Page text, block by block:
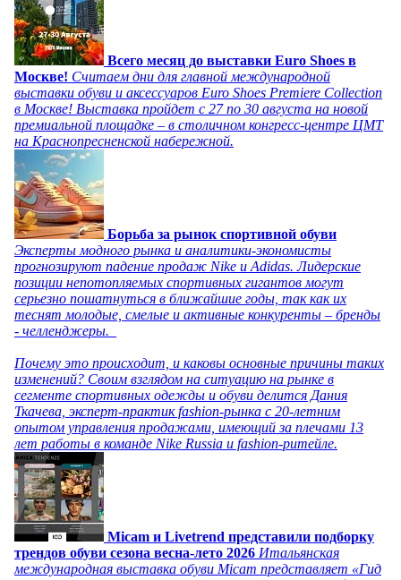
Всего месяц до выставки Euro Shoes в
Москве! Считаем дни для главной международной
выставки обуви и аксессуаров Euro Shoes Premiere Collection
в Москве! Выставка пройдет с 27 по 30 августа на новой
премиальной площадке – в столичном конгресс-центре ЦМТ
на Краснопресненской набережной.
Борьба за рынок спортивной обуви
Эксперты модного рынка и аналитики-экономисты
прогнозируют падение продаж Nike и Adidas. Лидерские
позиции непотопляемых спортивных гигантов могут
серьезно пошатнуться в ближайшие годы, так как их
теснят молодые, смелые и активные конкуренты – бренды
- челленджеры.
Почему это происходит, и каковы основные причины таких
изменений? Своим взглядом на ситуацию на рынке в
сегменте спортивных одежды и обуви делится Дания
Ткачева, эксперт-практик fashion-рынка с 20-летним
опытом управления продажами, имеющий за плечами 13
лет работы в команде Nike Russia и fashion-ритейле.
Micam и Livetrend представили подборку
трендов обуви сезона весна-лето 2026 Итальянская
международная выставка обуви Micam представляет «Гид